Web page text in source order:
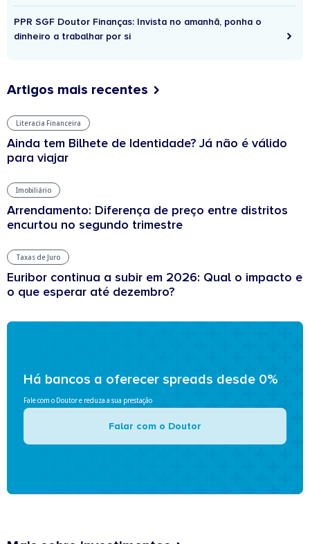
PPR SGF Doutor Finanças: Invista no amanhã, ponha o
dinheiro a trabalhar por si
Artigos mais recentes
Literacia Financeira
Ainda tem Bilhete de Identidade? Já não é válido
para viajar
Imobiliário
Arrendamento: Diferença de preço entre distritos
encurtou no segundo trimestre
Taxas de Juro
Euribor continua a subir em 2026: Qual o impacto e
o que esperar até dezembro?
Há bancos a oferecer spreads desde 0%
Fale com o Doutor e reduza a sua prestação
Falar com o Doutor